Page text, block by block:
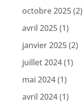
octobre 2025(2)
avril 2025(1)
janvier 2025(2)
juillet 2024(1)
mai 2024(1)
avril 2024(1)